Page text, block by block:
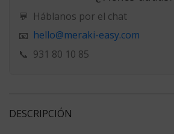
💬 Háblanos por el chat
📧 hello@meraki-easy.com
📞 931 80 10 85
DESCRIPCIÓN